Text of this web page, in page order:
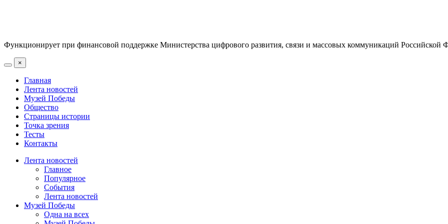
Функционирует при финансовой поддержке Министерства цифрового развития, связи и массовых коммуникаций Российской
×
Главная
Лента новостей
Музей Победы
Общество
Страницы истории
Точка зрения
Тесты
Контакты
Лента новостей
Главное
Популярное
События
Лента новостей
Музей Победы
Одна на всех